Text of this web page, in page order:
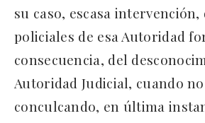
su caso, escasa
policiales de esa Autoridad
consecuencia, del
Autoridad Judicial, cuando
conculcando, en última